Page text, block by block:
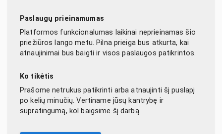
Paslaugų prieinamumas
Platformos funkcionalumas laikinai neprieinamas šio
priežiūros lango metu. Pilna prieiga bus atkurta, kai
atnaujinimai bus baigti ir visos paslaugos patikrintos.
Ko tikėtis
Prašome netrukus patikrinti arba atnaujinti šį puslapį
po kelių minučių. Vertiname jūsų kantrybę ir
supratingumą, kol baigsime šį darbą.